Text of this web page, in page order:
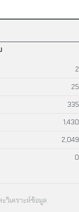
2
25
335
1,430
2,049
0
วิเคราะห์ข้อมูล